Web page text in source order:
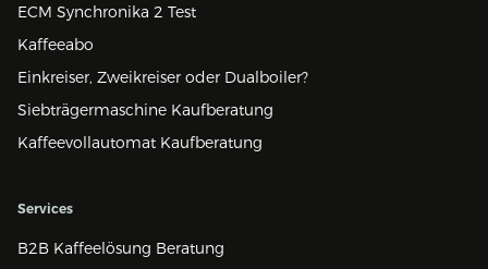
ECM Synchronika 2 Test
Kaffeeabo
Einkreiser, Zweikreiser oder Dualboiler?
Siebträgermaschine Kaufberatung
Kaffeevollautomat Kaufberatung
Services
B2B Kaffeelösung Beratung